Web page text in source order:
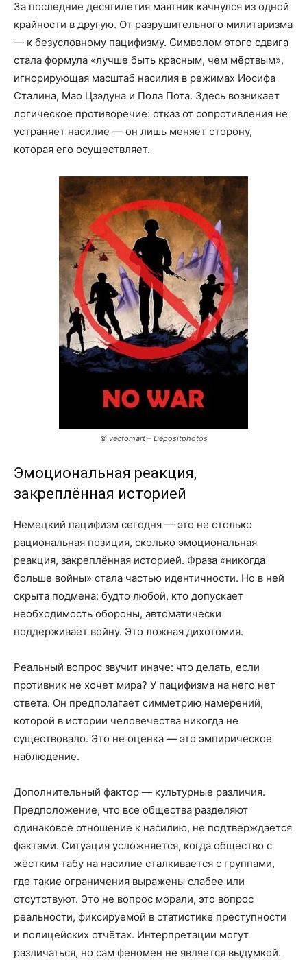
За последние десятилетия маятник качнулся из одной
крайности в другую. От разрушительного милитаризма
— к безусловному пацифизму. Символом этого сдвига
стала формула «лучше быть красным, чем мёртвым»,
игнорирующая масштаб насилия в режимах Иосифа
Сталина, Мао Цзэдуна и Пола Пота. Здесь возникает
логическое противоречие: отказ от сопротивления не
устраняет насилие — он лишь меняет сторону,
которая его осуществляет.
© vectomart – Depositphotos
Эмоциональная реакция,
закреплённая историей
Немецкий пацифизм сегодня — это не столько
рациональная позиция, сколько эмоциональная
реакция, закреплённая историей. Фраза «никогда
больше войны» стала частью идентичности. Но в ней
скрыта подмена: будто любой, кто допускает
необходимость обороны, автоматически
поддерживает войну. Это ложная дихотомия.
Реальный вопрос звучит иначе: что делать, если
противник не хочет мира? У пацифизма на него нет
ответа. Он предполагает симметрию намерений,
которой в истории человечества никогда не
существовало. Это не оценка — это эмпирическое
наблюдение.
Дополнительный фактор — культурные различия.
Предположение, что все общества разделяют
одинаковое отношение к насилию, не подтверждается
фактами. Ситуация усложняется, когда общество с
жёстким табу на насилие сталкивается с группами,
где такие ограничения выражены слабее или
отсутствуют. Это не вопрос морали, это вопрос
реальности, фиксируемой в статистике преступности
и полицейских отчётах. Интерпретации могут
различаться, но сам феномен не является выдумкой.